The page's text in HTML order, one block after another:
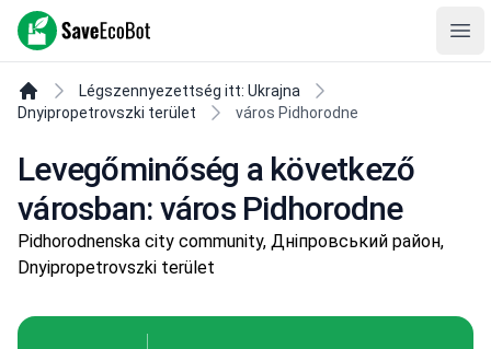
SaveEcoBot
Légszennyezettség itt: Ukrajna
Dnyipropetrovszki terület
város Pidhorodne
Levegőminőség a következő
városban: város Pidhorodne
Pidhorodnenska city community, Дніпровський район,
Dnyipropetrovszki terület